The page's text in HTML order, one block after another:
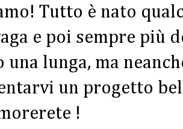
Tutto è nato
e poi sempre più
una lunga, ma
un progetto
!